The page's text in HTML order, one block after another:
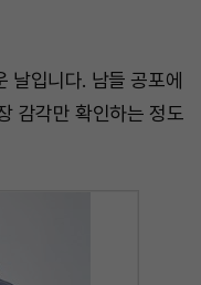
날입니다. 남들 공포에
감각만 확인하는 정도